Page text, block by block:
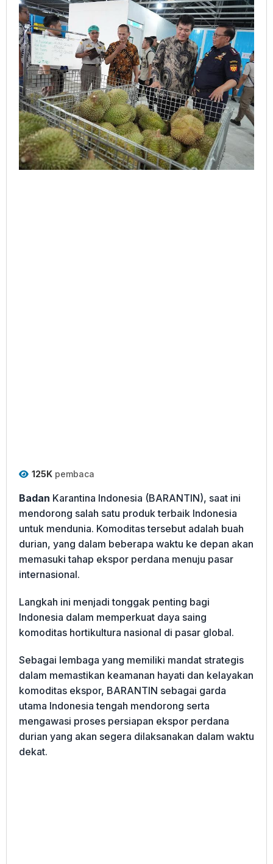
125K pembaca
Badan Karantina Indonesia (BARANTIN), saat ini
mendorong salah satu produk terbaik Indonesia
untuk mendunia. Komoditas tersebut adalah buah
durian, yang dalam beberapa waktu ke depan akan
memasuki tahap ekspor perdana menuju pasar
internasional.
Langkah ini menjadi tonggak penting bagi
Indonesia dalam memperkuat daya saing
komoditas hortikultura nasional di pasar global.
Sebagai lembaga yang memiliki mandat strategis
dalam memastikan keamanan hayati dan kelayakan
komoditas ekspor, BARANTIN sebagai garda
utama Indonesia tengah mendorong serta
mengawasi proses persiapan ekspor perdana
durian yang akan segera dilaksanakan dalam waktu
dekat.